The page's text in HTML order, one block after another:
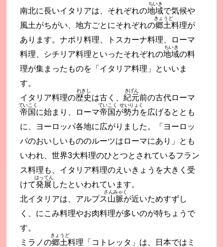
南北に長いイタリアは、それぞれの地域
ちいき
で気候や
風土がちがい、地方ごとにそれぞれの郷土
きょうど
料理が
あります。ナポリ料理、トスカーナ料理、ローマ
料理、シチリア料理といったそれぞれの地域
ちいき
の料
理が集まったものを「イタリア料理」といいま
す。
イタリア料理の歴史
れきし
は古く、紀元
きげん
前の古代ローマ
帝国
ていこく
に始まり、ローマ帝国
ていこく
が勢力
せいりょく
を広げるととも
に、ヨーロッパ各地に広がりました。「ヨーロッ
パのおいしいもののルーツはローマにあり」とも
いわれ、世界3大料理のひとつとされているフラン
ス料理も、イタリア料理のえいきょうを大きく受
けて発展
はってん
したといわれています。
北イタリアは、アルプス山脈
さんみゃく
が近いためすずし
く、にこみ料理やお肉料理が多いのが特ちょうで
す。
ミラノの郷土
きょうど
料理「コトレッタ」は、日本ではミ